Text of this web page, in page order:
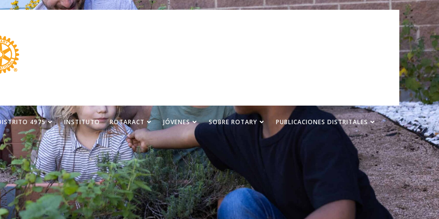
4975 INSTITUTO ROTARACT JÓVENES SOBRE ROTARY PUBLICACIONES DISTRITALES